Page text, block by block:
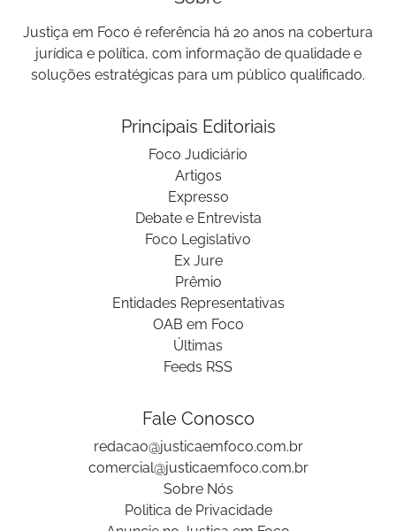
Justiça em Foco é referência há 20 anos na cobertura
jurídica e política, com informação de qualidade e
soluções estratégicas para um público qualificado.
Principais Editoriais
Foco Judiciário
Artigos
Expresso
Debate e Entrevista
Foco Legislativo
Ex Jure
Prêmio
Entidades Representativas
OAB em Foco
Últimas
Feeds RSS
Fale Conosco
redacao@justicaemfoco.com.br
comercial@justicaemfoco.com.br
Sobre Nós
Politica de Privacidade